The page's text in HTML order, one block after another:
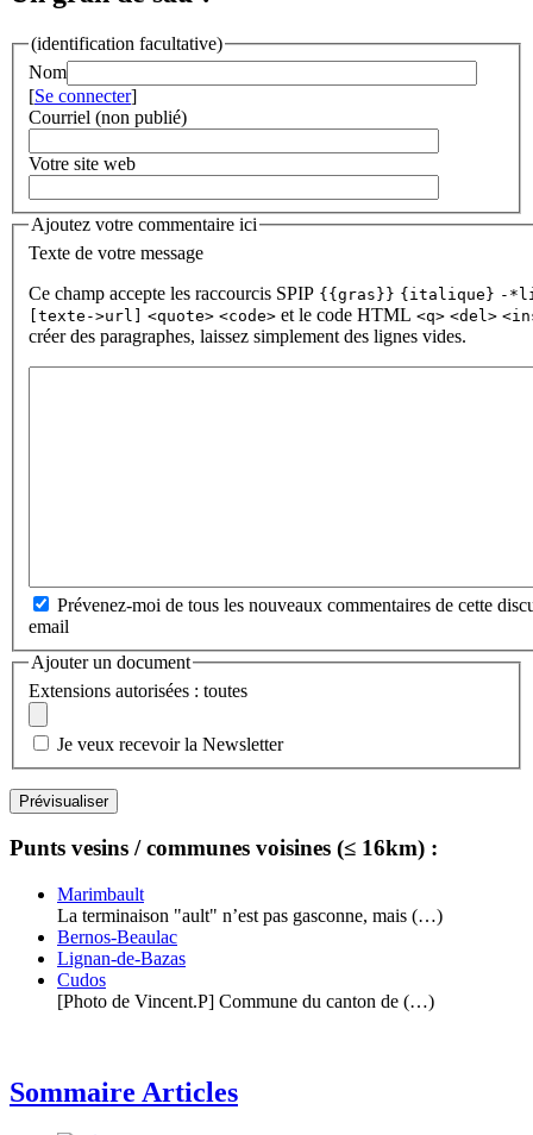
(identification facultative)
Nom
[Se connecter]
Courriel (non publié)
Votre site web
Ajoutez votre commentaire ici
Texte de votre message
Ce champ accepte les raccourcis SPIP {{gras}} {italique} -
[texte->url]
<quote> <code> et le code HTML <q> <del>
créer des paragraphes, laissez simplement des lignes vides.
Prévenez-moi de tous les nouveaux commentaires de cette
email
Ajouter un document
Extensions autorisées : toutes
Je veux recevoir la Newsletter
Punts vesins / communes voisines (≤ 16km) :
Marimbault
La terminaison "ault" n’est pas gasconne, mais (…)
Bernos-Beaulac
Lignan-de-Bazas
Cudos
[Photo de Vincent.P] Commune du canton de (…)
Sommaire Articles